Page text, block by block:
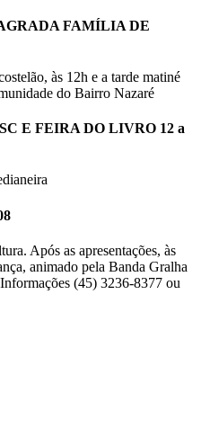
FAMÍLIA DE
às 12h e a tarde matiné
do Bairro Nazaré
E FEIRA DO LIVRO 12 a
Após as apresentações, às
animado pela Banda Gralha
(45) 3236-8377 ou